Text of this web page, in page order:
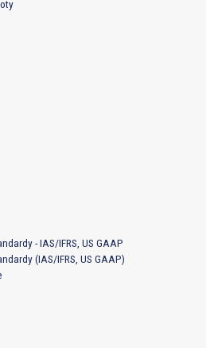
- IAS/IFRS, US GAAP
(IAS/IFRS, US GAAP)